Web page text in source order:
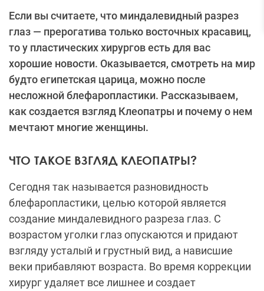
Если вы считаете, что миндалевидный разрез
глаз — прерогатива только восточных красавиц,
то у пластических хирургов есть для вас
хорошие новости. Оказывается, смотреть на мир
будто египетская царица, можно после
несложной блефаропластики. Рассказываем,
как создается взгляд Клеопатры и почему о нем
мечтают многие женщины.
ЧТО ТАКОЕ ВЗГЛЯД КЛЕОПАТРЫ?
Сегодня так называется разновидность
блефаропластики, целью которой является
создание миндалевидного разреза глаз. С
возрастом уголки глаз опускаются и придают
взгляду усталый и грустный вид, а нависшие
веки прибавляют возраста. Во время коррекции
хирург удаляет все лишнее и создает